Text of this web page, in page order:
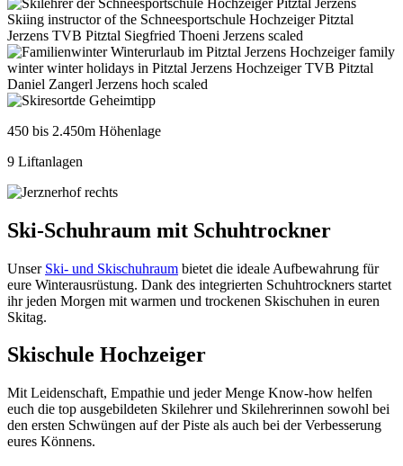
450 bis 2.450m Höhenlage
9 Liftanlagen
Ski-Schuhraum mit Schuhtrockner
Unser Ski- und Skischuhraum bietet die ideale Aufbewahrung für
eure Winterausrüstung. Dank des integrierten Schuhtrockners startet
ihr jeden Morgen mit warmen und trockenen Skischuhen in euren
Skitag.
Skischule Hochzeiger
Mit Leidenschaft, Empathie und jeder Menge Know-how helfen
euch die top ausgebildeten Skilehrer und Skilehrerinnen sowohl bei
den ersten Schwüngen auf der Piste als auch bei der Verbesserung
eures Könnens.